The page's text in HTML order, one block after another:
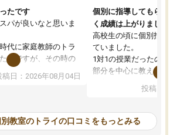
たです
パが良いなと思いま
代に家庭教師のトラ
のですが、その時の
トライに良いイメー
した。
違い料金がリーズナ
稿日：2026年08月04日
個別に指導してもらえる
く成績は上がりました。
高校生の頃に個別指導の
ていました。
1対1の授業だったので、
部分を中心に教えてもら
わからないところもそ
もらえたので、勉強への
しずつなくなりました。
投稿日：
教室のトライの口コミをもっとみる